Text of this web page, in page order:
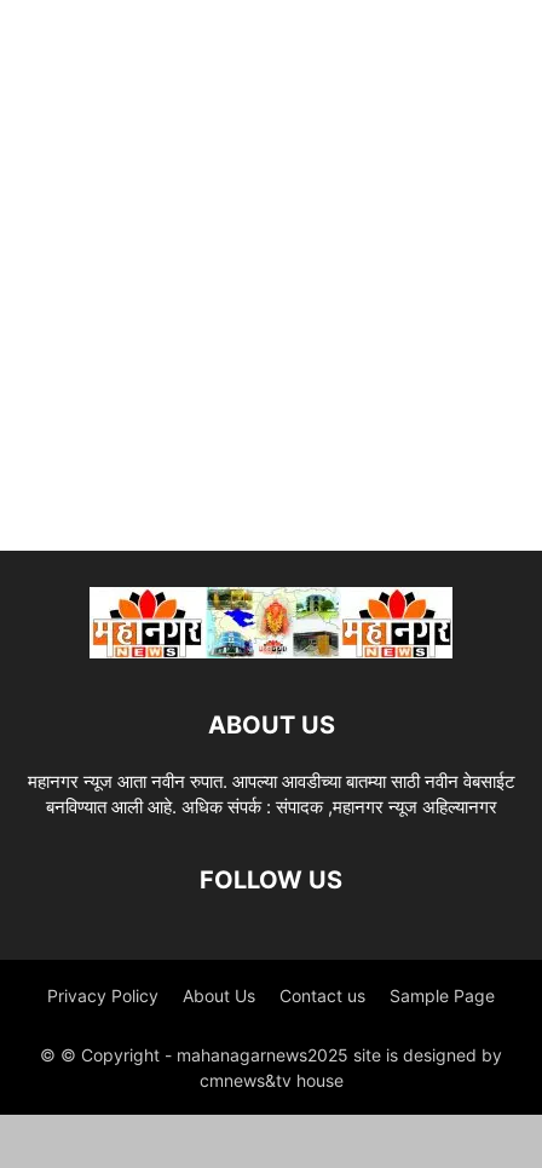
ABOUT US
महानगर न्यूज आता नवीन रुपात. आपल्या आवडीच्या बातम्या साठी नवीन वेबसाईट
बनविण्यात आली आहे. अधिक संपर्क : संपादक ,महानगर न्यूज अहिल्यानगर
FOLLOW US
Privacy Policy About Us Contact us Sample Page
© © Copyright - mahanagarnews2025 site is designed by
cmnews&tv house